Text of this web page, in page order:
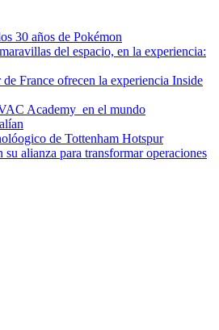
30 años de Pokémon
del espacio, en la experiencia:
France ofrecen la experiencia Inside
Academy en el mundo
de Tottenham Hotspur
alianza para transformar operaciones